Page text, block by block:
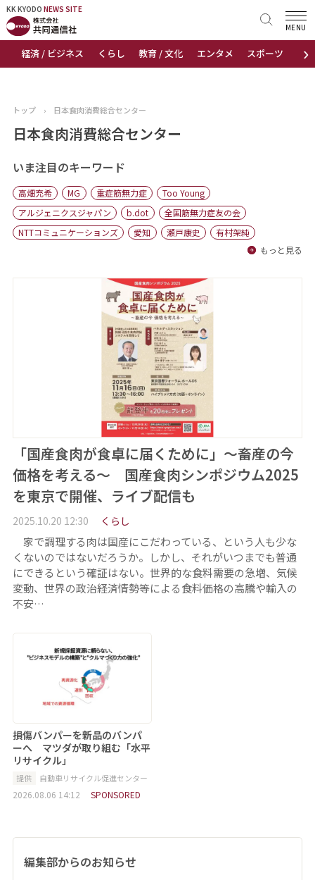
KK KYODO NEWS SITE
›
経済 / ビジネス くらし 教育 / 文化 エンタメ スポーツ 地域
MENU
KK KYODONEWS SITE
トップページ
ニュース
おすすめコンテンツ
出版物
会社概要
トップ › 日本食肉消費総合センター
日本食肉消費総合センター
いま注目のキーワード
高畑充希 MG 重症筋無力症
Too Young
アルジェニクスジャパン
b.dot
全国筋無力症友の会
NTTコミュニケーションズ
愛知 瀬戸康史
有村架純
もっと見る
「国産食肉が食卓に届くために」～畜産の今
価格を考える～ 国産食肉シンポジウム2025
を東京で開催、ライブ配信も
2025.10.20 12:30 くらし
家で調理する肉は国産にこだわっている、という人も少な
くないのではないだろうか。しかし、それがいつまでも普通
にできるという確証はない。世界的な食料需要の急増、気候
変動、世界の政治経済情勢等による食料価格の高騰や輸入の
不安…
損傷バンパーを新品のバンパ
ーへ マツダが取り組む「水平
リサイクル」
提供 自動車リサイクル促進センター
2026.08.06 14:12 SPONSORED
編集部からのお知らせ